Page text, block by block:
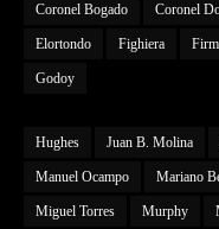
Coronel Bogado Coronel
Elortondo Fighiera
Godoy
Hughes Juan B. Molina
Manuel Ocampo Mariano
Miguel Torres Murphy